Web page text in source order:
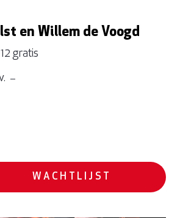
en Willem de Voogd
gratis
WACHTLIJST